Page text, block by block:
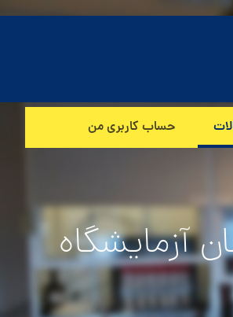
حساب کاربری من
آزمایشگاه